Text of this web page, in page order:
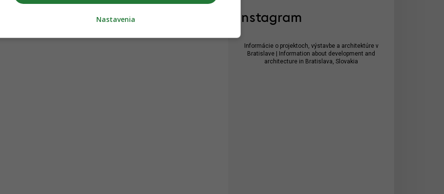
Instagram
Informácie o projektoch, výstavbe a architektúre v
Bratislave | Information about development and
architecture in Bratislava, Slovakia
Nastavenia